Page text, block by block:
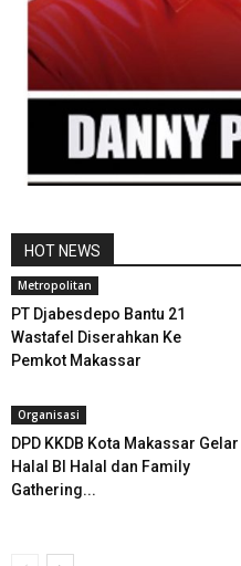
HOT NEWS
Metropolitan
PT Djabesdepo Bantu 21
Wastafel Diserahkan Ke
Pemkot Makassar
Organisasi
DPD KKDB Kota Makassar Gelar
Halal BI Halal dan Family
Gathering...